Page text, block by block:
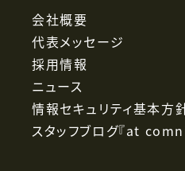
会社概要
代表メッセージ
採用情報
ニュース
情報セキュリティ基本方
スタッフブログ『at